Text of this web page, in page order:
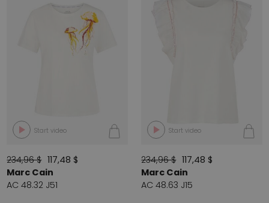
Start video
234,96 $ 117,48 $
Marc Cain
AC 48.32 J51
Start video
234,96 $ 117,48 $
Marc Cain
AC 48.63 J15